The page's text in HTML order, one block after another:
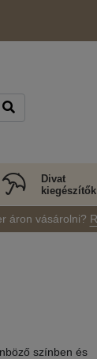
Divat
kiegészítők
áron vásárolni?
színben és